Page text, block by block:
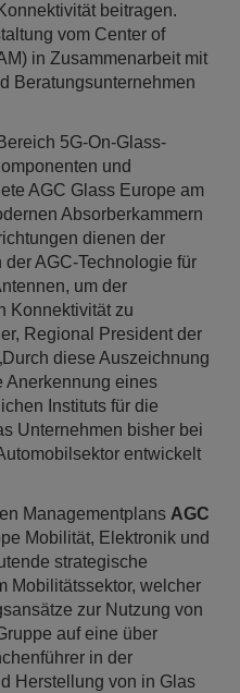
beitragen.
vom Center of
in Zusammenarbeit mit
Beratungsunternehmen
5G-On-Glass-
und
AGC Glass Europe am
Absorberkammern
dienen der
AGC-Technologie für
um der
Konnektivität zu
Regional President der
diese Auszeichnung
Anerkennung eines
Instituts für die
Unternehmen bisher bei
entwickelt
Managementplans AGC
Mobilität, Elektronik und
strategische
Mobilitätssektor, welcher
zur Nutzung von
auf eine über
in der
Herstellung von in Glas